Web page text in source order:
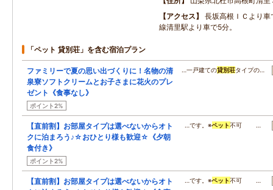
アクセス
長坂高根ＩＣより
線清里駅より車で5分。
「ペット 貸別荘」を含む宿泊プラン
ファミリーで夏の思い出づくりに！名物の清
泉寮ソフトクリームとお子さまに花火のプレ
ゼント《食事なし》
ポイント2%
…一戸建ての貸別荘タイプの…
【直前割】お部屋タイプは選べないからオト
クに泊まろう♪☆おひとり様も歓迎☆《夕朝
食付き》
ポイント2%
…です。※ペット不可 …
【直前割】お部屋タイプは選べないからオト
…です。※ペット不可 …